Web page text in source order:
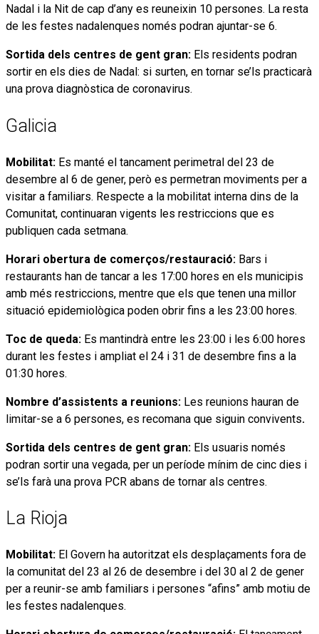
Nadal i la Nit de cap d’any es reuneixin 10 persones. La resta
de les festes nadalenques només podran ajuntar-se 6.
Sortida dels centres de gent gran: Els residents podran
sortir en els dies de Nadal: si surten, en tornar se’ls practicarà
una prova diagnòstica de coronavirus.
Galicia
Mobilitat: Es manté el tancament perimetral del 23 de
desembre al 6 de gener, però es permetran moviments per a
visitar a familiars. Respecte a la mobilitat interna dins de la
Comunitat, continuaran vigents les restriccions que es
publiquen cada setmana.
Horari obertura de comerços/restauració: Bars i
restaurants han de tancar a les 17:00 hores en els municipis
amb més restriccions, mentre que els que tenen una millor
situació epidemiològica poden obrir fins a les 23:00 hores.
Toc de queda: Es mantindrà entre les 23:00 i les 6:00 hores
durant les festes i ampliat el 24 i 31 de desembre fins a la
01:30 hores.
Nombre d’assistents a reunions: Les reunions hauran de
limitar-se a 6 persones, es recomana que siguin convivents.
Sortida dels centres de gent gran: Els usuaris només
podran sortir una vegada, per un període mínim de cinc dies i
se’ls farà una prova PCR abans de tornar als centres.
La Rioja
Mobilitat: El Govern ha autoritzat els desplaçaments fora de
la comunitat del 23 al 26 de desembre i del 30 al 2 de gener
per a reunir-se amb familiars i persones “afins” amb motiu de
les festes nadalenques.